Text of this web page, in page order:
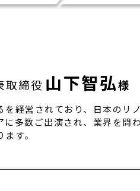
取締役 山下智弘様
経営されており、日本のリ
多数ご出演され、業界を
す。